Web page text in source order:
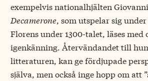
exempelvis nationalhjälten
Decamerone, som utspelar sig
Florens under 1300-talet, läses med
igenkänning. Återvändandet till
litteraturen, kan ge fördjupade
själva, men också inge hopp om att